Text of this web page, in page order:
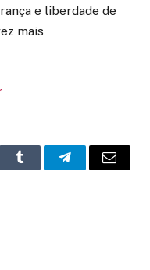
e liberdade de
mais
Tumblr TelegramEmail